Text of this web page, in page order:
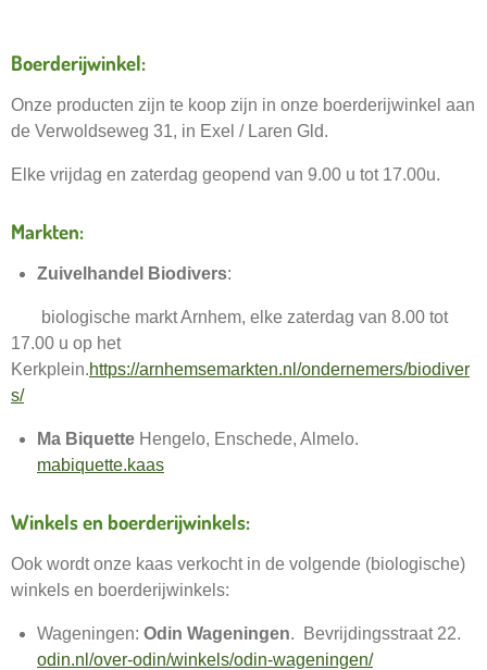
Boerderijwinkel:
Onze producten zijn te koop zijn in onze boerderijwinkel aan
de Verwoldseweg 31, in Exel / Laren Gld.
Elke vrijdag en zaterdag geopend van 9.00 u tot 17.00u.
Markten:
Zuivelhandel Biodivers:
biologische markt Arnhem, elke zaterdag van 8.00 tot
17.00 u op het
Kerkplein.https://arnhemsemarkten.nl/ondernemers/biodiver
s/
Ma Biquette Hengelo, Enschede, Almelo.
mabiquette.kaas
Winkels en boerderijwinkels:
Ook wordt onze kaas verkocht in de volgende (biologische)
winkels en boerderijwinkels:
Wageningen: Odin Wageningen. Bevrijdingsstraat 22.
odin.nl/over-odin/winkels/odin-wageningen/